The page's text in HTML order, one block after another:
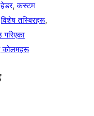
, कस्टम
विशेष तस्बिरहरू
कोलमहरू